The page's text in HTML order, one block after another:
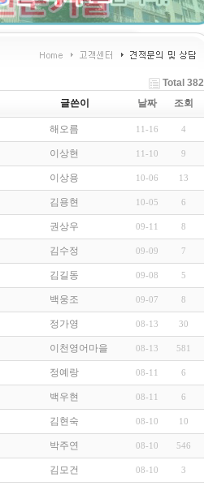
Total 382
글쓴이
날짜 조회
해오름 11-16 4
이상현 11-10 9
이상용 10-06 13
김용현 10-05 6
권상우 09-11 8
김수정 09-09 7
김길동 09-08 5
백웅조 09-07 8
정가영 08-13 30
이천영어마을 08-13 581
정예랑 08-11 6
백우현 08-11 6
김현숙 08-10 10
박주연 08-10 546
김모건 08-10 3